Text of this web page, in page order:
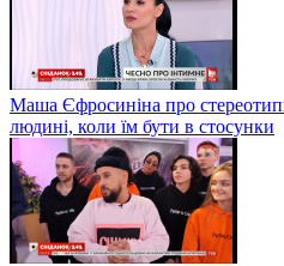
Маша Єфросиніна про
людині, коли їм бути в стосунки